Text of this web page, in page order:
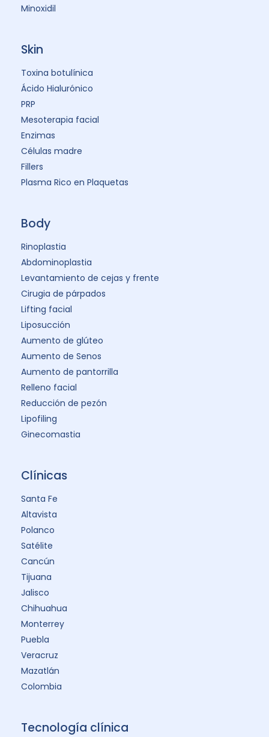
Minoxidil
Skin
Toxina botulínica
Ácido Hialurónico
PRP
Mesoterapia facial
Enzimas
Células madre
Fillers
Plasma Rico en Plaquetas
Body
Rinoplastia
Abdominoplastia
Levantamiento de cejas y frente
Cirugia de párpados
Lifting facial
Liposucción
Aumento de glúteo
Aumento de Senos
Aumento de pantorrilla
Relleno facial
Reducción de pezón
Lipofiling
Ginecomastia
Clínicas
Santa Fe
Altavista
Polanco
Satélite
Cancún
Tijuana
Jalisco
Chihuahua
Monterrey
Puebla
Veracruz
Mazatlán
Colombia
Tecnología clínica